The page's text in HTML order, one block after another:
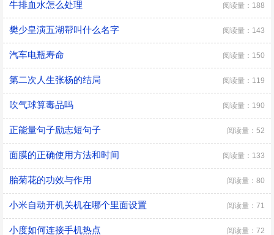
牛排血水怎么处理 阅读量：188
樊少皇演五湖帮叫什么名字 阅读量：143
汽车电瓶寿命 阅读量：150
第二次人生张杨的结局 阅读量：119
吹气球算毒品吗 阅读量：190
正能量句子励志短句子 阅读量：52
面膜的正确使用方法和时间 阅读量：133
胎菊花的功效与作用 阅读量：80
小米自动开机关机在哪个里面设置 阅读量：71
小度如何连接手机热点 阅读量：72